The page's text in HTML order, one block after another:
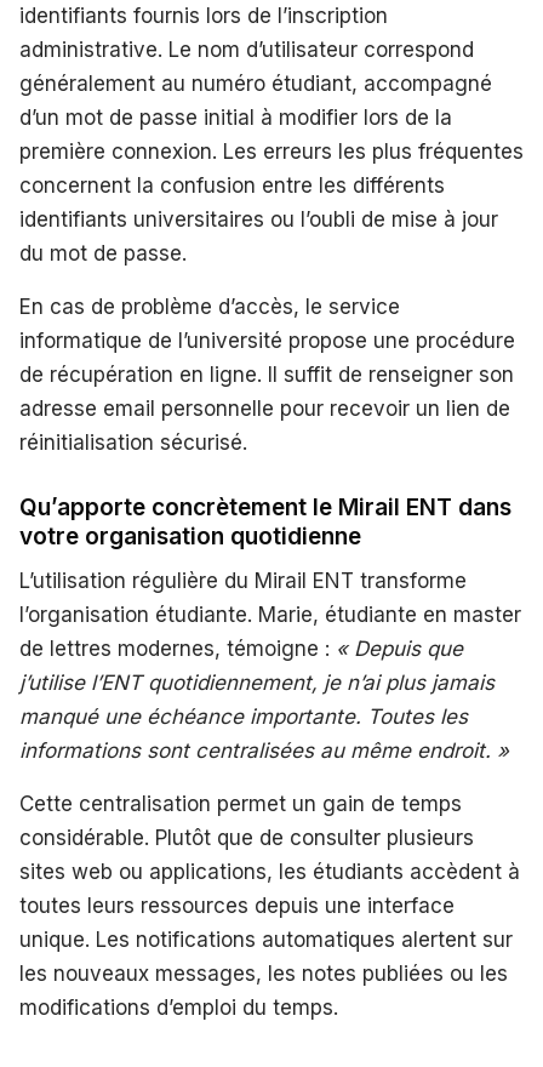
identifiants fournis lors de l’inscription
administrative. Le nom d’utilisateur correspond
généralement au numéro étudiant, accompagné
d’un mot de passe initial à modifier lors de la
première connexion. Les erreurs les plus fréquentes
concernent la confusion entre les différents
identifiants universitaires ou l’oubli de mise à jour
du mot de passe.
En cas de problème d’accès, le service
informatique de l’université propose une procédure
de récupération en ligne. Il suffit de renseigner son
adresse email personnelle pour recevoir un lien de
réinitialisation sécurisé.
Qu’apporte concrètement le Mirail ENT dans
votre organisation quotidienne
L’utilisation régulière du Mirail ENT transforme
l’organisation étudiante. Marie, étudiante en master
de lettres modernes, témoigne : « Depuis que
j’utilise l’ENT quotidiennement, je n’ai plus jamais
manqué une échéance importante. Toutes les
informations sont centralisées au même endroit. »
Cette centralisation permet un gain de temps
considérable. Plutôt que de consulter plusieurs
sites web ou applications, les étudiants accèdent à
toutes leurs ressources depuis une interface
unique. Les notifications automatiques alertent sur
les nouveaux messages, les notes publiées ou les
modifications d’emploi du temps.